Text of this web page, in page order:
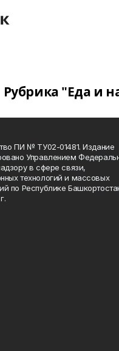
Рубрика "Еда и
ПИ № ТУ02-01481. Издание
Управлением
в сфере связи,
технологий и массовых
по Республике